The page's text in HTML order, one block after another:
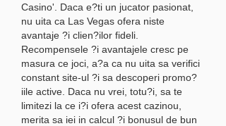
Casino'. Daca e?ti un jucator pasionat,
nu uita ca Las Vegas ofera niste
avantaje ?i clien?ilor fideli.
Recompensele ?i avantajele cresc pe
masura ce joci, a?a ca nu uita sa verifici
constant site-ul ?i sa descoperi promo?
iile active. Daca nu vrei, totu?i, sa te
limitezi la ce i?i ofera acest cazinou,
merita sa iei in calcul ?i bonusul de bun